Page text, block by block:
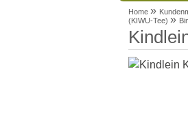
Home »
(KIWU-Tee) »